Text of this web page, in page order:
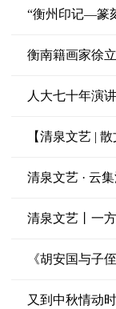
“衡州印记—篆
衡南籍画家徐
人大七十年演
【清泉文艺 |
清泉文艺 · 云
清泉文艺丨一
《胡安国与子
又到中秋情动时